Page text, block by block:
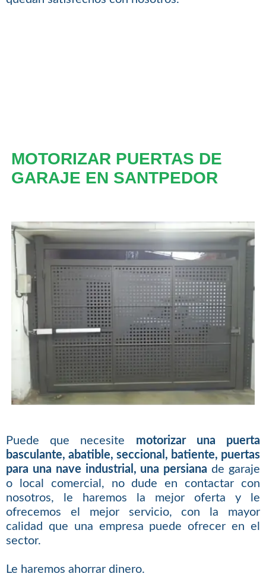
MOTORIZAR PUERTAS DE
GARAJE EN SANTPEDOR
Puede que necesite motorizar una puerta
basculante, abatible, seccional, batiente, puertas
para una nave industrial, una persiana de garaje
o local comercial, no dude en contactar con
nosotros, le haremos la mejor oferta y le
ofrecemos el mejor servicio, con la mayor
calidad que una empresa puede ofrecer en el
sector.
Le haremos ahorrar dinero.